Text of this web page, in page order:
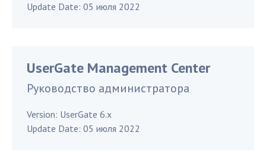
Update Date: 05 июля 2022
UserGate Management Center
Руководство администратора
Version: UserGate 6.x
Update Date: 05 июля 2022